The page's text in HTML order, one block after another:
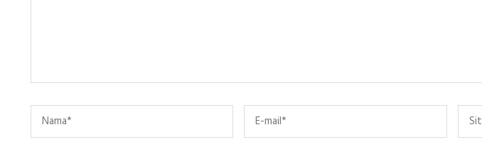
Name Email
Situs
Web